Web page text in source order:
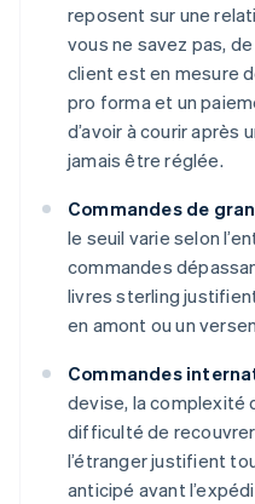
reposent sur une
vous ne savez pas,
client est en mesure
pro forma et un
d’avoir à courir après
jamais être réglée.
Commandes de
le seuil varie selon
commandes
livres sterling
en amont ou un
Commandes
devise, la complexité
difficulté de
l’étranger justifient
anticipé avant